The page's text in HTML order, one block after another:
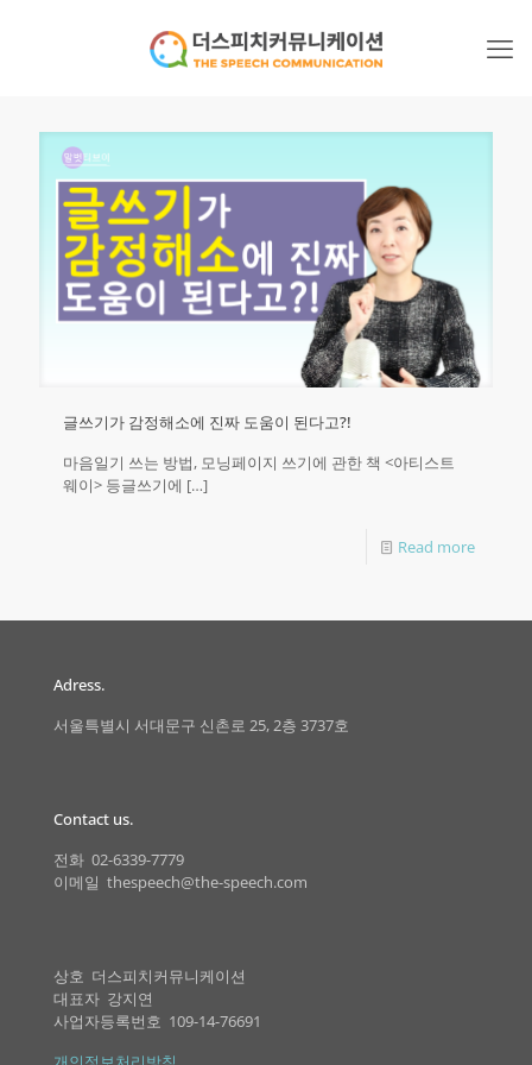
글쓰기가 감정해소에 진짜 도움이 된다고?!
마음일기 쓰는 방법, 모닝페이지 쓰기에 관한 책 <아티스트
웨이> 등글쓰기에 […]
Read more
Adress.
서울특별시 서대문구 신촌로 25, 2층 3737호
Contact us.
전화 02-6339-7779
이메일 thespeech@the-speech.com
상호 더스피치커뮤니케이션
대표자 강지연
사업자등록번호 109-14-76691